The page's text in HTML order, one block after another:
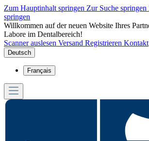
Zum Hauptinhalt springen Zur Suche springen
springen
Willkommen auf der neuen Website Ihres
Labore im Dentalbereich!
Scanner auslesen Versand Registrieren Kontakt
Deutsch
Français